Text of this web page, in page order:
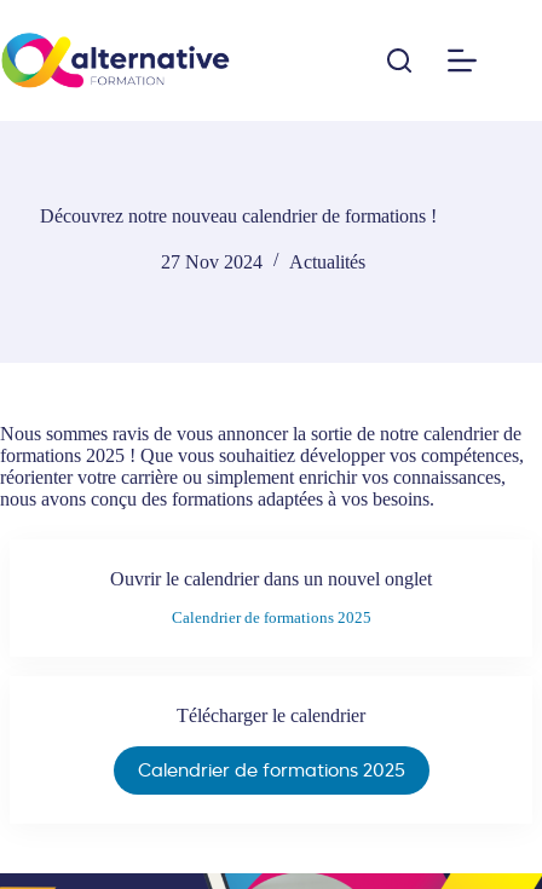
contenu
Découvrez notre nouveau calendrier de formations !
27 Nov 2024 Actualités
Nous sommes ravis de vous annoncer la sortie de notre calendrier de
formations 2025 ! Que vous souhaitiez développer vos compétences,
réorienter votre carrière ou simplement enrichir vos connaissances,
nous avons conçu des formations adaptées à vos besoins.
Ouvrir le calendrier dans un nouvel onglet
Calendrier de formations 2025
Télécharger le calendrier
Calendrier de formations 2025